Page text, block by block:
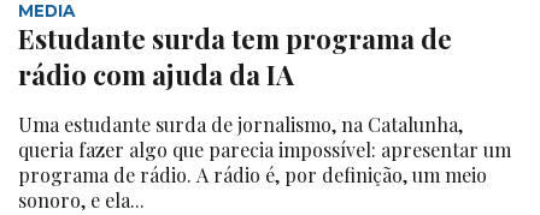
MEDIA
Estudante surda tem programa de
rádio com ajuda da IA
Uma estudante surda de jornalismo, na Catalunha,
queria fazer algo que parecia impossível: apresentar um
programa de rádio. A rádio é, por definição, um meio
sonoro, e ela...